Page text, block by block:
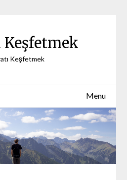
Keşfetmek
Keşfetmek
Menu